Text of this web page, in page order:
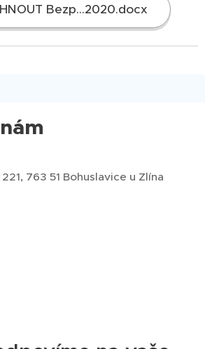
Bezp...2020.docx
763 51 Bohuslavice u Zlína